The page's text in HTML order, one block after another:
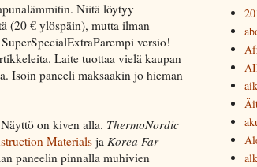
Niitä löytyy
(20 € ylöspäin), mutta ilman
versio!
Laite tuottaa vielä kaupan
Isoin paneeli maksaakin jo hieman
on kiven alla. ThermoNordic
Materials ja Korea Far
paneelin pinnalla muhivien